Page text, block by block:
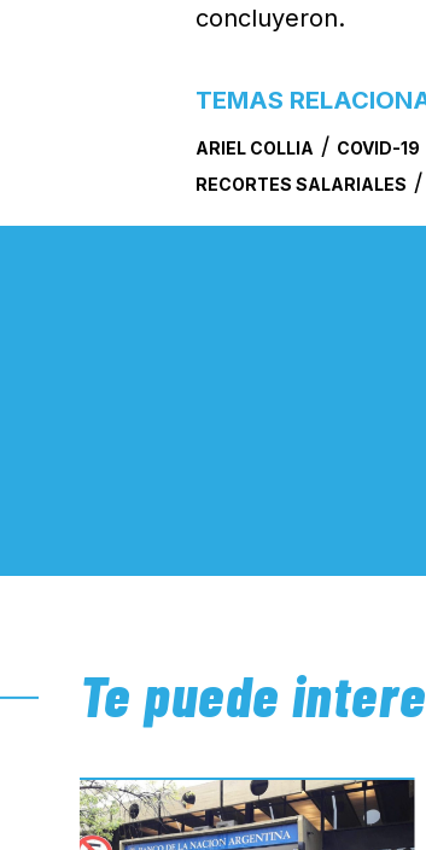
concluyeron.
TEMAS
ARIEL COLLIA / COVID-19
RECORTES SALARIALES /
Te puede